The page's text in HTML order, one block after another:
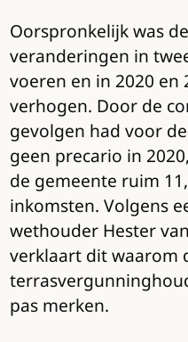
Oorspronkelijk was
veranderingen in
voeren en in 2020 en
verhogen. Door de
gevolgen had voor
geen precario in
de gemeente ruim
inkomsten. Volgens
wethouder Hester
verklaart dit waarom
pas merken.